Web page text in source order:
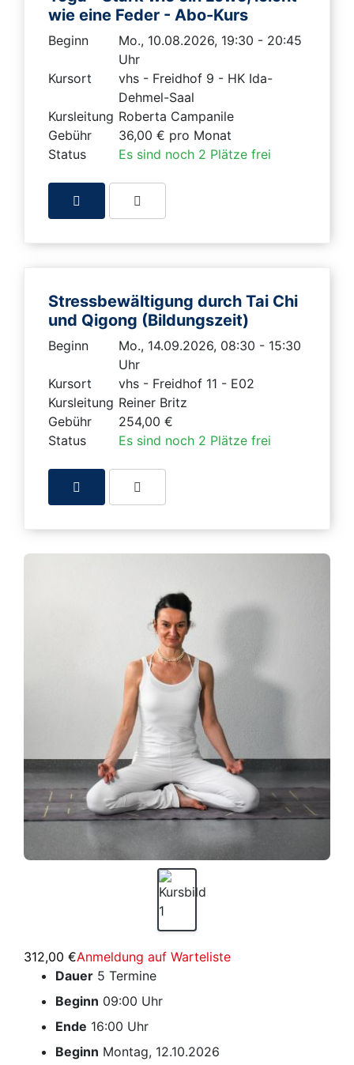
wie eine Feder - Abo-Kurs
Beginn
Mo., 10.08.2026, 19:30 - 20:45
Uhr
Kursort
vhs - Freidhof 9 - HK Ida-
Dehmel-Saal
Kursleitung Roberta Campanile
Gebühr
36,00 € pro Monat
Status
Es sind noch 2 Plätze frei
Stressbewältigung durch Tai Chi
und Qigong (Bildungszeit)
Beginn
Mo., 14.09.2026, 08:30 - 15:30
Uhr
Kursort
vhs - Freidhof 11 - E02
Kursleitung Reiner Britz
Gebühr
254,00 €
Status
Es sind noch 2 Plätze frei
312,00 €Anmeldung auf Warteliste
Dauer 5 Termine
Beginn 09:00 Uhr
Ende 16:00 Uhr
Beginn Montag, 12.10.2026